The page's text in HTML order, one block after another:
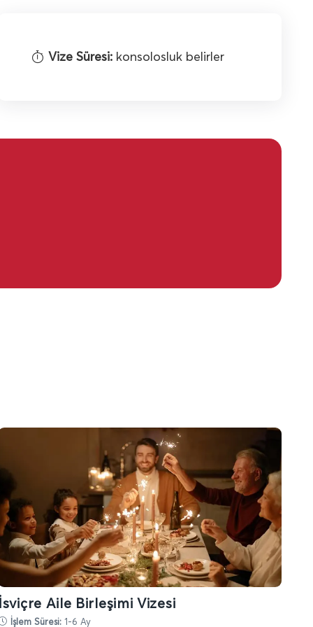
Vize Süresi: konsolosluk belirler
Aile Birleşimi Vizesi
İşlem Süresi:1-6 Ay